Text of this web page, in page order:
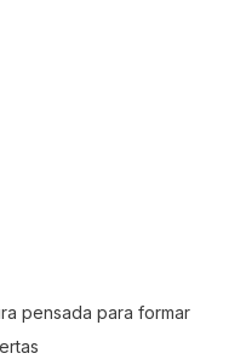
pensada para formar